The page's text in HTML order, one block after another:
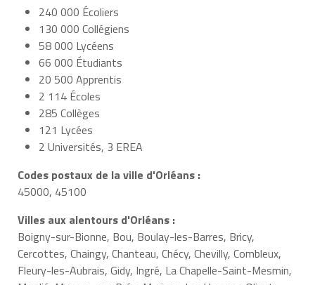
240 000 Écoliers
130 000 Collégiens
58 000 Lycéens
66 000 Étudiants
20 500 Apprentis
2 114 Écoles
285 Collèges
121 Lycées
2 Universités, 3 EREA
Codes postaux de la ville d'Orléans :
45000, 45100
Villes aux alentours d'Orléans :
Boigny-sur-Bionne, Bou, Boulay-les-Barres, Bricy,
Cercottes, Chaingy, Chanteau, Chécy, Chevilly, Combleux,
Fleury-les-Aubrais, Gidy, Ingré, La Chapelle-Saint-Mesmin,